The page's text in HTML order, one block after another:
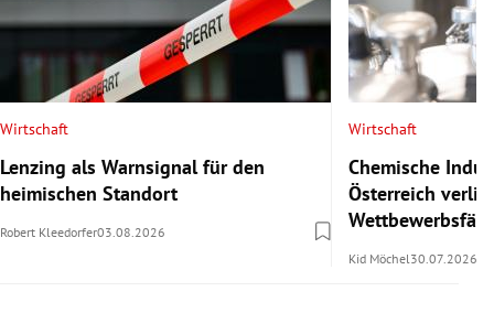
Wirtschaft
Lenzing als Warnsignal für den
heimischen Standort
Robert Kleedorfer03.08.2026
Wirtschaft
Chemische
Österreich
Kid Möchel 30.07.2026